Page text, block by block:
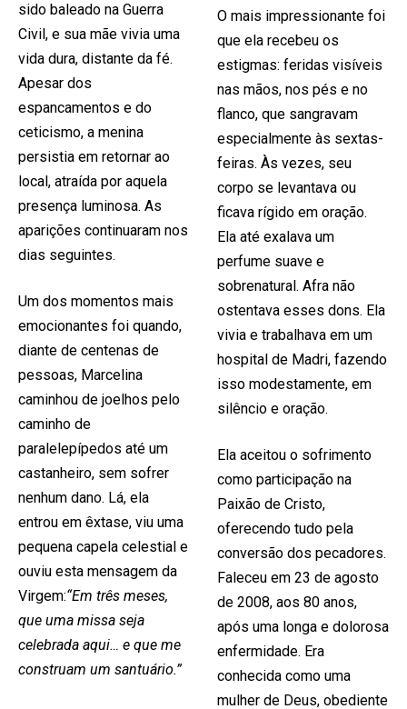
sido baleado na Guerra
Civil, e sua mãe vivia uma
vida dura, distante da fé.
Apesar dos
espancamentos e do
ceticismo, a menina
persistia em retornar ao
local, atraída por aquela
presença luminosa. As
aparições continuaram nos
dias seguintes.
Um dos momentos mais
emocionantes foi quando,
diante de centenas de
pessoas, Marcelina
caminhou de joelhos pelo
caminho de
paralelepípedos até um
castanheiro, sem sofrer
nenhum dano. Lá, ela
entrou em êxtase, viu uma
pequena capela celestial e
ouviu esta mensagem da
Virgem:“Em três meses,
que uma missa seja
celebrada aqui… e que me
construam um santuário.”
O mais impressionante foi
que ela recebeu os
estigmas: feridas visíveis
nas mãos, nos pés e no
flanco, que sangravam
especialmente às sextas-
feiras. Às vezes, seu
corpo se levantava ou
ficava rígido em oração.
Ela até exalava um
perfume suave e
sobrenatural. Afra não
ostentava esses dons. Ela
vivia e trabalhava em um
hospital de Madri, fazendo
isso modestamente, em
silêncio e oração.
Ela aceitou o sofrimento
como participação na
Paixão de Cristo,
oferecendo tudo pela
conversão dos pecadores.
Faleceu em 23 de agosto
de 2008, aos 80 anos,
após uma longa e dolorosa
enfermidade. Era
conhecida como uma
mulher de Deus, obediente